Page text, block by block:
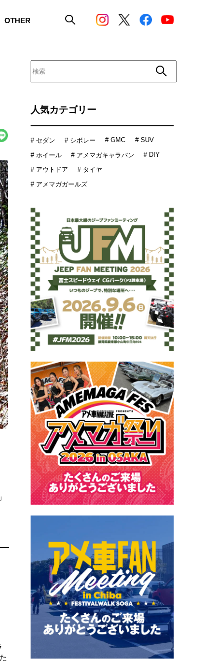
OTHER
人気カテゴリー
# セダン # シボレー # GMC # SUV
# ホイール # アメマガキャラバン # DIY
# アウトドア
# タイヤ
# アメマガガールズ